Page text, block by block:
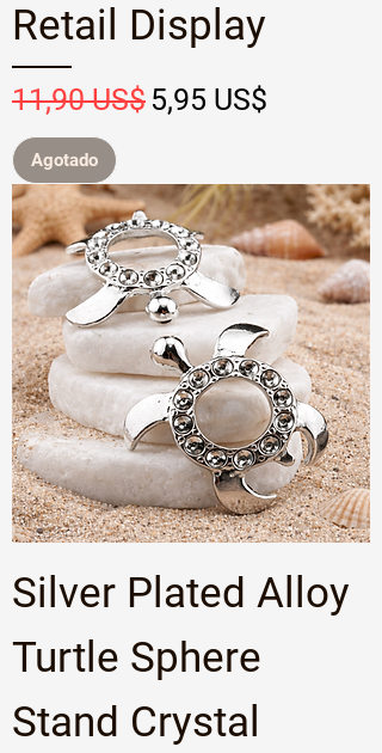
Retail Display
Precio
11,90 US$ Precio de oferta
5,95 US$
Agotado
Silver Plated Alloy
Turtle Sphere
Stand Crystal